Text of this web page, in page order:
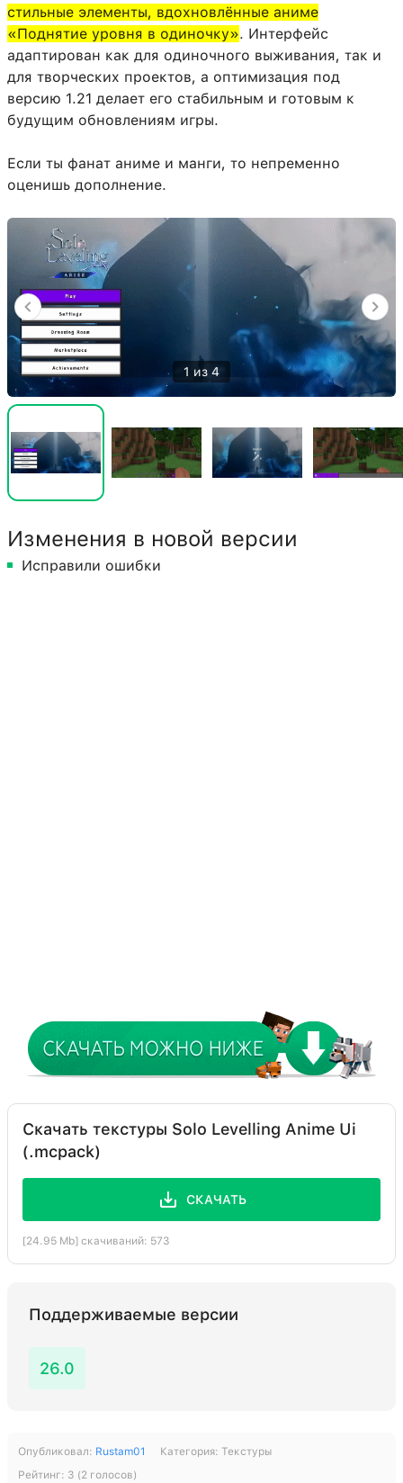
стильные элементы, вдохновлённые аниме
«Поднятие уровня в одиночку». Интерфейс
адаптирован как для одиночного выживания, так и
для творческих проектов, а оптимизация под
версию 1.21 делает его стабильным и готовым к
будущим обновлениям игры.
Если ты фанат аниме и манги, то непременно
оценишь дополнение.
1 из 4
Изменения в новой версии
Исправили ошибки
Скачать текстуры Solo Levelling Anime Ui
(.mcpack)
СКАЧАТЬ
[24.95 Mb] скачиваний: 573
Поддерживаемые версии
26.0
Опубликовал: Rustam01 Категория: Текстуры
Рейтинг: 3 (2 голосов)